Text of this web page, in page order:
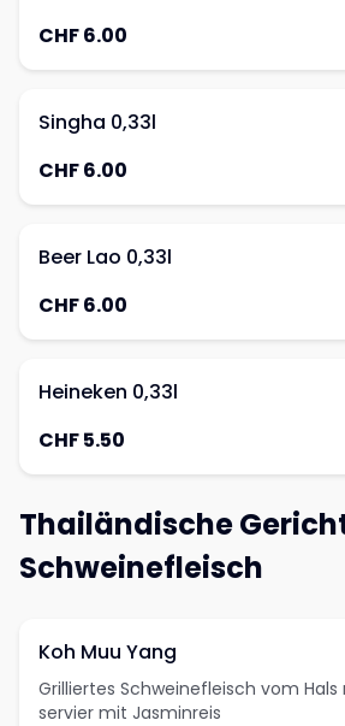
CHF 6.00
Singha 0,33l
CHF 6.00
Beer Lao 0,33l
CHF 6.00
Heineken 0,33l
CHF 5.50
Thailändische
Schweinefleisch
Koh Muu Yang
Grilliertes Schweinefleisch vom Hals
servier mit Jasminreis